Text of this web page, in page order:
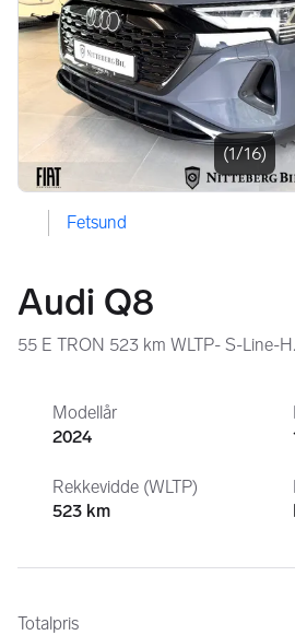
(1/16)
Fetsund
Audi Q8
55 E TRON 523 km WLTP- S-Line-
Modellår
2024
Rekkevidde (WLTP)
523 km
Totalpris